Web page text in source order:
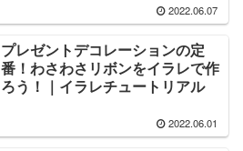
2022.06.07
プレゼントデコレーションの定
番！わさわさリボンをイラレで作
ろう！｜イラレチュートリアル
2022.06.01